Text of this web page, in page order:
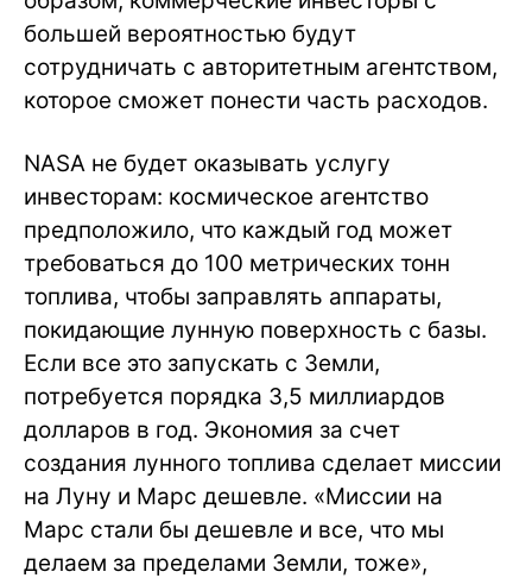
большей вероятностью будут
сотрудничать с авторитетным агентством,
которое сможет понести часть расходов.
NASA не будет оказывать услугу
инвесторам: космическое агентство
предположило, что каждый год может
требоваться до 100 метрических тонн
топлива, чтобы заправлять аппараты,
покидающие лунную поверхность с базы.
Если все это запускать с Земли,
потребуется порядка 3,5 миллиардов
долларов в год. Экономия за счет
создания лунного топлива сделает миссии
на Луну и Марс дешевле. «Миссии на
Марс стали бы дешевле и все, что мы
делаем за пределами Земли, тоже»,